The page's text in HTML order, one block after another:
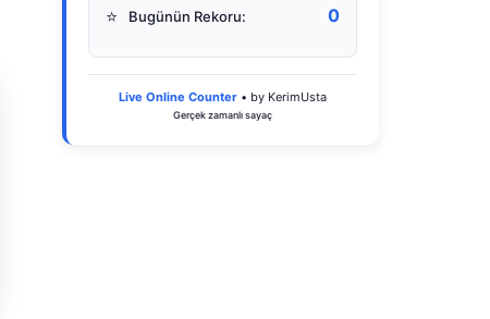
⭐ Bugünün Rekoru: 0
Live Online Counter • by KerimUsta
Gerçek zamanlı sayaç